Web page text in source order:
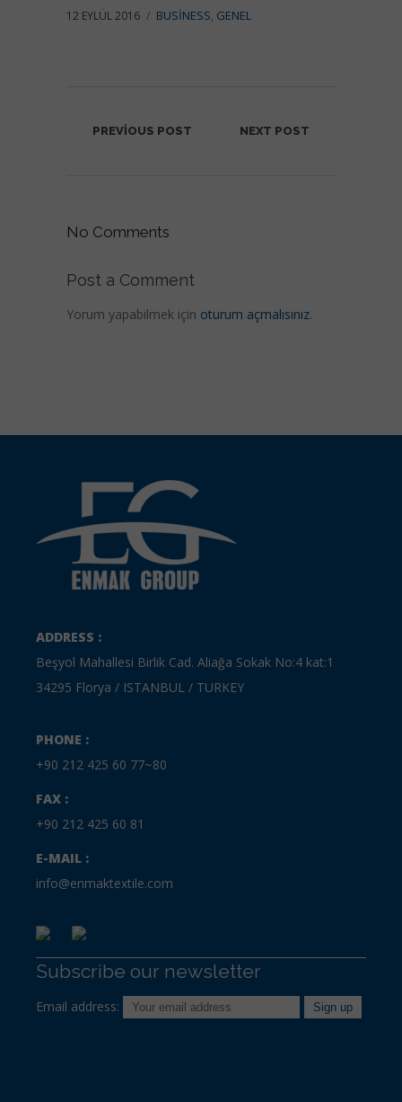
12 EYLÜL 2016 BUSINESS, GENEL
PREVIOUS POST NEXT POST
No Comments
Post a Comment
Yorum yapabilmek için oturum açmalısınız.
ADDRESS :
Beşyol Mahallesi Birlik Cad. Aliağa Sokak No:4 kat:1
34295 Florya / ISTANBUL / TURKEY
PHONE :
+90 212 425 60 77~80
FAX :
+90 212 425 60 81
E-MAIL :
info@enmaktextile.com
Subscribe our newsletter
Email address: